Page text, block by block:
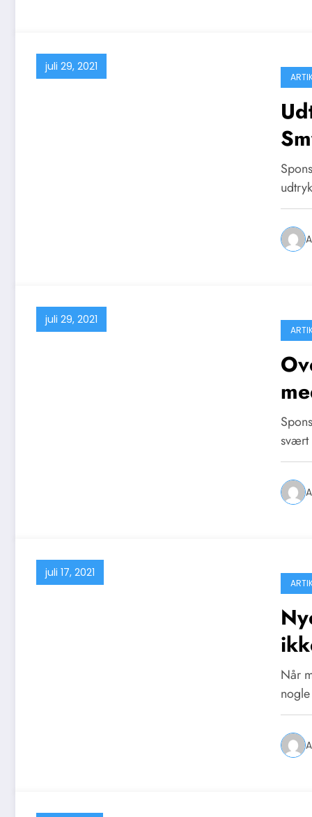
juli 29, 2021
juli 29, 2021
svært
juli 17, 2021
Når